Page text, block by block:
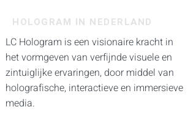
HOLOGRAM IN NEDERLAND
LC Hologram is een visionaire kracht in
het vormgeven van verfijnde visuele en
zintuiglijke ervaringen, door middel van
holografische, interactieve en immersieve
media.